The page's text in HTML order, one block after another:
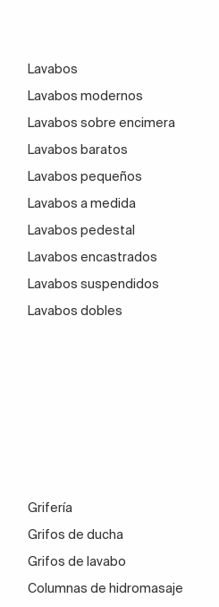
Lavabos
Lavabos modernos
Lavabos sobre encimera
Lavabos baratos
Lavabos pequeños
Lavabos a medida
Lavabos pedestal
Lavabos encastrados
Lavabos suspendidos
Lavabos dobles
Grifería
Grifos de ducha
Grifos de lavabo
Columnas de hidromasaje